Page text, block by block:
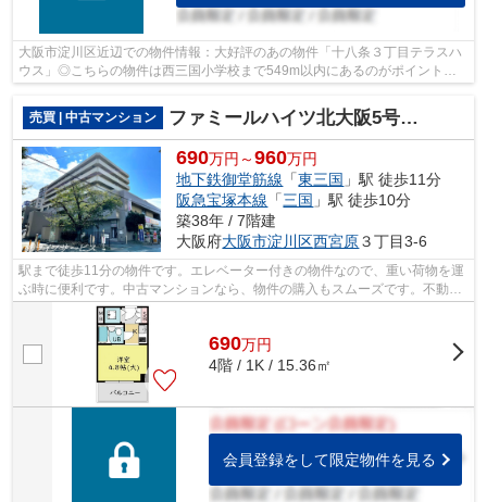
大阪市淀川区近辺での物件情報：大好評のあの物件「十八条３丁目テラスハ
ウス」◎こちらの物件は西三国小学校まで549m以内にあるのがポイントで
売買 | 中古マンション
ファミールハイツ北大阪5号棟弐番館
690万円～960万円
地下鉄御堂筋線 「東三国 」駅 徒歩11分
阪急宝塚本線 「三国 」駅 徒歩10分
築38年 / 7階建
大阪府大阪市淀川区西宮原３丁目3-6
駅まで徒歩11分の物件です。エレベーター付きの物件なので、重い荷物を運
ぶ時に便利です。中古マンションなら、物件の購入もスムーズです。不動産
のことで悩みがあるなら、ライフサー...
690万円
4階 / 1K / 15.36㎡
会員登録をして限定物件を見る